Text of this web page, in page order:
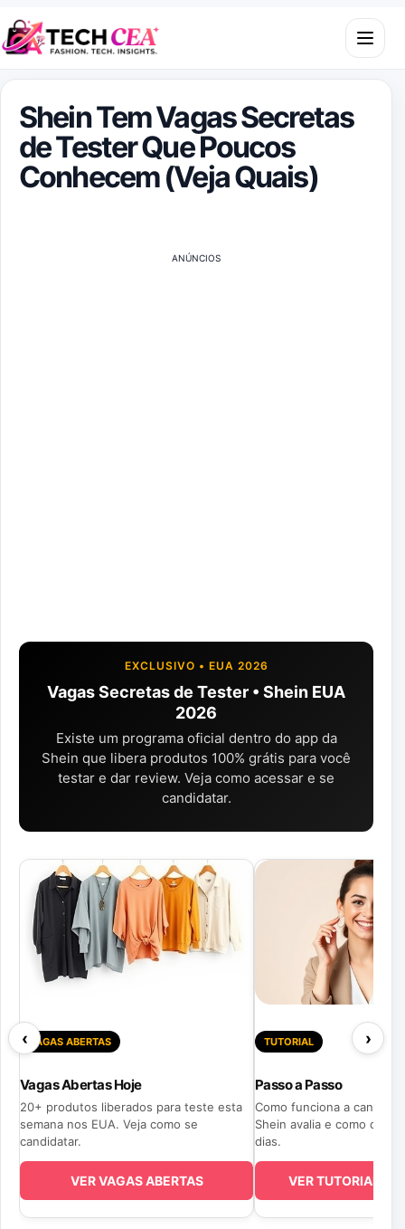
Skip to content
Open
Shein Tem Vagas Secretas
de Tester Que Poucos
Conhecem (Veja Quais)
ANÚNCIOS
EXCLUSIVO • EUA 2026
Vagas Secretas de Tester • Shein EUA
2026
Existe um programa oficial dentro do app da
Shein que libera produtos 100% grátis para você
testar e dar review. Veja como acessar e se
candidatar.
‹ VAGAS ABERTAS
Vagas Abertas Hoje
20+ produtos liberados para teste esta
semana nos EUA. Veja como se
candidatar.
VER VAGAS ABERTAS
TUTORIAL
Passo a Passo
Como funciona a
Shein avalia e como
dias.
VER TUTORIAL
›